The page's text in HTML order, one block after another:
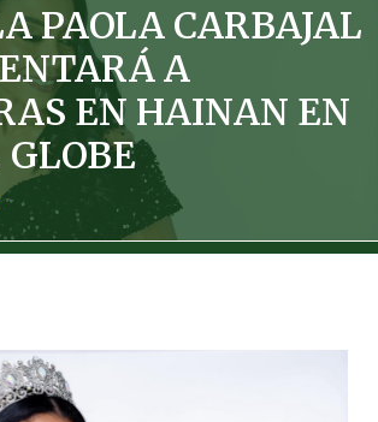
PAOLA CARBAJAL
A
EN HAINAN EN